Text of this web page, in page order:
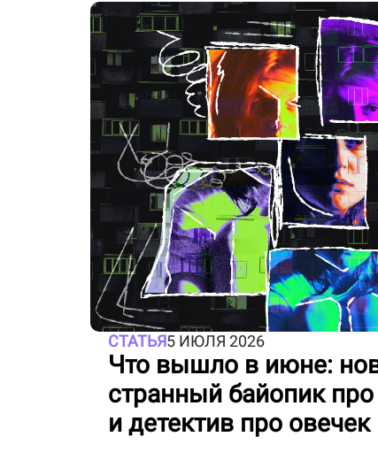
СТАТЬЯ5 ИЮЛЯ 2026
Что вышло в июне:
странный байопик
и детектив про овечек